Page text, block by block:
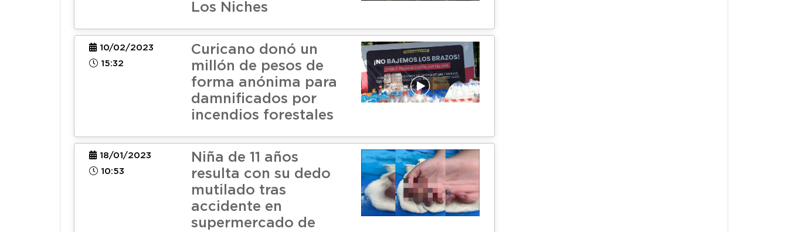
Los Niches
10/02/2023
15:32
Curicano donó un
millón de pesos de
forma anónima para
damnificados por
incendios forestales
18/01/2023
10:53
Niña de 11 años
resulta con su dedo
mutilado tras
accidente en
supermercado de